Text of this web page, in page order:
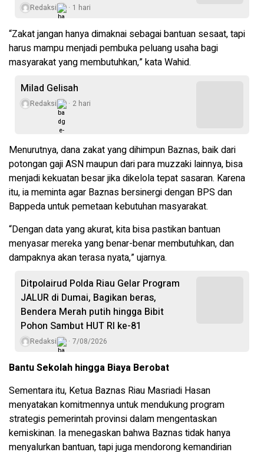
Redaksi 1 hari
“Zakat jangan hanya dimaknai sebagai bantuan sesaat, tapi
harus mampu menjadi pembuka peluang usaha bagi
masyarakat yang membutuhkan,” kata Wahid.
Milad Gelisah
Redaksi 2 hari
Menurutnya, dana zakat yang dihimpun Baznas, baik dari
potongan gaji ASN maupun dari para muzzaki lainnya, bisa
menjadi kekuatan besar jika dikelola tepat sasaran. Karena
itu, ia meminta agar Baznas bersinergi dengan BPS dan
Bappeda untuk pemetaan kebutuhan masyarakat.
“Dengan data yang akurat, kita bisa pastikan bantuan
menyasar mereka yang benar-benar membutuhkan, dan
dampaknya akan terasa nyata,” ujarnya.
Ditpolairud Polda Riau Gelar Program
JALUR di Dumai, Bagikan beras,
Bendera Merah putih hingga Bibit
Pohon Sambut HUT RI ke-81
Redaksi 7/08/2026
Bantu Sekolah hingga Biaya Berobat
Sementara itu, Ketua Baznas Riau Masriadi Hasan
menyatakan komitmennya untuk mendukung program
strategis pemerintah provinsi dalam mengentaskan
kemiskinan. Ia menegaskan bahwa Baznas tidak hanya
menyalurkan bantuan, tapi juga mendorong kemandirian